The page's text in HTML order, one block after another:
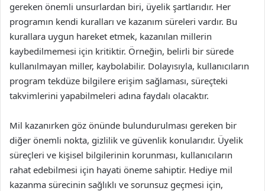
gereken önemli unsurlardan biri, üyelik şartlarıdır. Her
programın kendi kuralları ve kazanım süreleri vardır. Bu
kurallara uygun hareket etmek, kazanılan millerin
kaybedilmemesi için kritiktir. Örneğin, belirli bir sürede
kullanılmayan miller, kaybolabilir. Dolayısıyla, kullanıcıların
program tekdüze bilgilere erişim sağlaması, süreçteki
takvimlerini yapabilmeleri adına faydalı olacaktır.
Mil kazanırken göz önünde bulundurulması gereken bir
diğer önemli nokta, gizlilik ve güvenlik konularıdır. Üyelik
süreçleri ve kişisel bilgilerinin korunması, kullanıcıların
rahat edebilmesi için hayati öneme sahiptir. Hediye mil
kazanma sürecinin sağlıklı ve sorunsuz geçmesi için,